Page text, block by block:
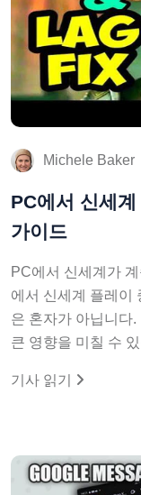
Michele Baker
PC에서 신세
가이드
PC에서 신세계가
에서 신세계 플레이
은 혼자가 아닙니다.
큰 영향을 미칠 수
기사 읽기